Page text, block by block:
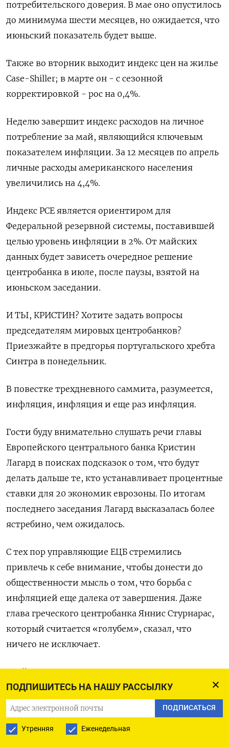
ПОДПИШИТЕСЬ НА НАШУ РАССЫЛКУ
ПОДПИСАТЬСЯ
Утренняя Еженедельная
потребительского доверия. В мае оно опустилось
до минимума шести месяцев, но ожидается, что
июньский показатель будет выше.
Также во вторник выходит индекс цен на жилье
Case-Shiller; в марте он - с сезонной
корректировкой - рос на 0,4%.
Неделю завершит индекс расходов на личное
потребление за май, являющийся ключевым
показателем инфляции. За 12 месяцев по апрель
личные расходы американского населения
увеличились на 4,4%.
Индекс PCE является ориентиром для
Федеральной резервной системы, поставившей
целью уровень инфляции в 2%. От майских
данных будет зависеть очередное решение
центробанка в июле, после паузы, взятой на
июньском заседании.
И ТЫ, КРИСТИН? Хотите задать вопросы
председателям мировых центробанков?
Приезжайте в предгорья португальского хребта
Синтра в понедельник.
В повестке трехдневного саммита, разумеется,
инфляция, инфляция и еще раз инфляция.
Гости буду внимательно слушать речи главы
Европейского центрального банка Кристин
Лагард в поисках подсказок о том, что будут
делать дальше те, кто устанавливает процентные
ставки для 20 экономик еврозоны. По итогам
последнего заседания Лагард высказалась более
ястребино, чем ожидалось.
С тех пор управляющие ЕЦБ стремились
привлечь к себе внимание, чтобы донести до
общественности мысль о том, что борьба с
инфляцией еще далека от завершения. Даже
глава греческого центробанка Яннис Стурнарас,
который считается «голубем», сказал, что
ничего не исключает.
Трейдеры увеличили ставки на то, насколько
далеко пойдет ЕЦБ. Они ожидают ужесточения
ДКП в июле и еще одного шага вверх к октябрю,
который доведет стоимость заимствований в
еврозоне до 4%.